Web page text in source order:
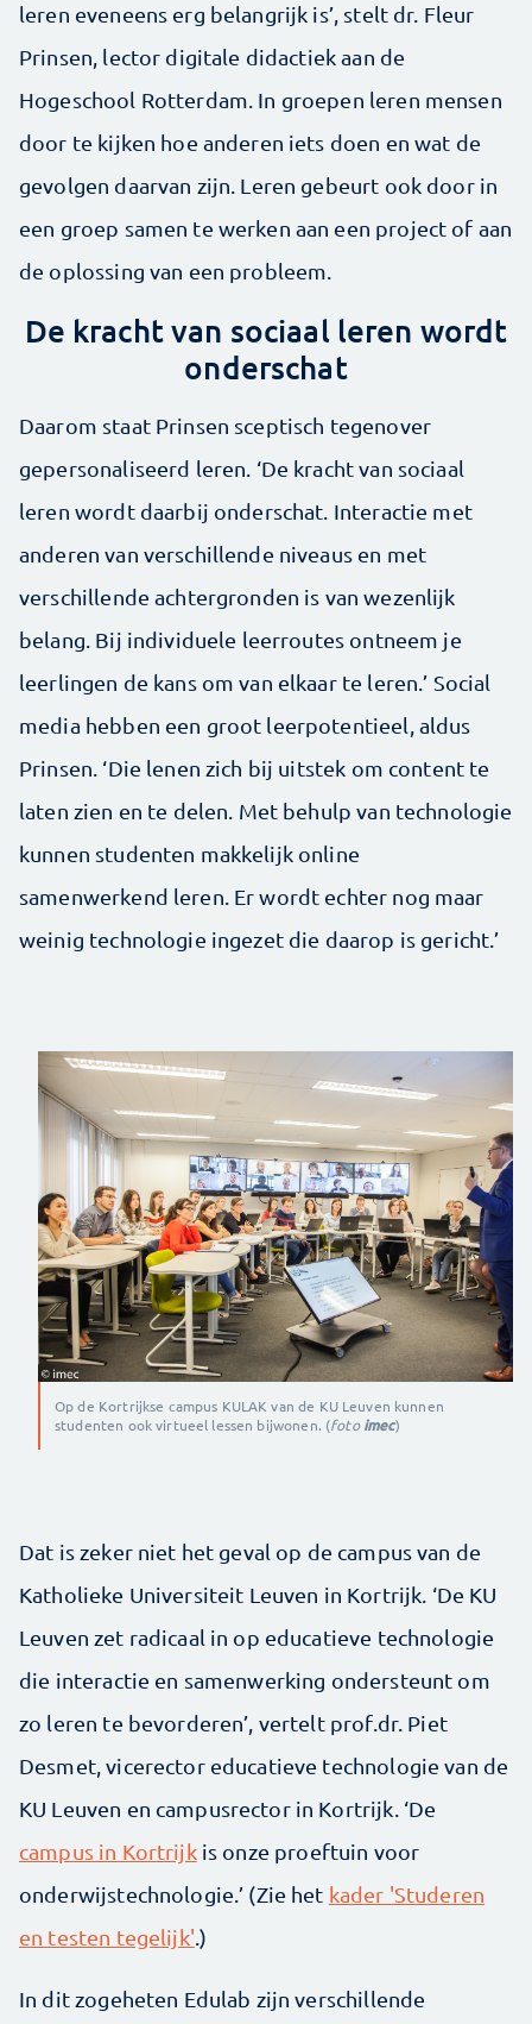
leren eveneens erg belangrijk is’, stelt dr. Fleur
Prinsen, lector digitale didactiek aan de
Hogeschool Rotterdam. In groepen leren mensen
door te kijken hoe anderen iets doen en wat de
gevolgen daarvan zijn. Leren gebeurt ook door in
een groep samen te werken aan een project of aan
de oplossing van een probleem.
De kracht van sociaal leren wordt
onderschat
Daarom staat Prinsen sceptisch tegenover
gepersonaliseerd leren. ‘De kracht van sociaal
leren wordt daarbij onderschat. Interactie met
anderen van verschillende niveaus en met
verschillende achtergronden is van wezenlijk
belang. Bij individuele leerroutes ontneem je
leerlingen de kans om van elkaar te leren.’ Social
media hebben een groot leerpotentieel, aldus
Prinsen. ‘Die lenen zich bij uitstek om content te
laten zien en te delen. Met behulp van technologie
kunnen studenten makkelijk online
samenwerkend leren. Er wordt echter nog maar
weinig technologie ingezet die daarop is gericht.’
Op de Kortrijkse campus KULAK van de KU Leuven kunnen
studenten ook virtueel lessen bijwonen. (fotoimec)
Dat is zeker niet het geval op de campus van de
Katholieke Universiteit Leuven in Kortrijk. ‘De KU
Leuven zet radicaal in op educatieve technologie
die interactie en samenwerking ondersteunt om
zo leren te bevorderen’, vertelt prof.dr. Piet
Desmet, vicerector educatieve technologie van de
KU Leuven en campusrector in Kortrijk. ‘De
campus in Kortrijkis onze proeftuin voor
onderwijstechnologie.’ (Zie het kader 'Studeren
en testen tegelijk' .)
In dit zogeheten Edulab zijn verschillende